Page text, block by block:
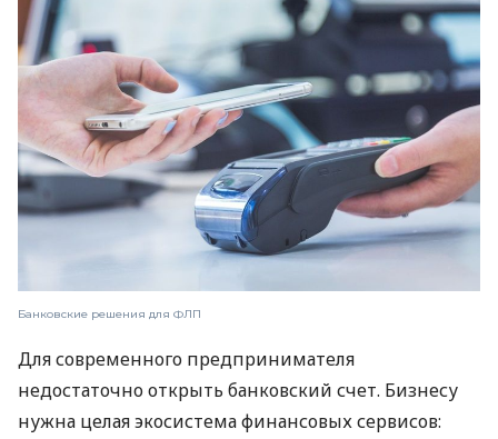
Банковские решения для ФЛП
Для современного предпринимателя
недостаточно открыть банковский счет. Бизнесу
нужна целая экосистема финансовых сервисов: